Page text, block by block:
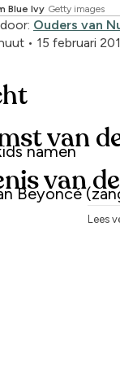
Blue Ivy Getty images
Ouders van
• 15 februari
van
namen
van
Beyoncé
Lees